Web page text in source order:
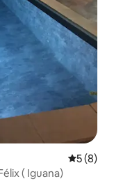
5 (8)
( Iguana)